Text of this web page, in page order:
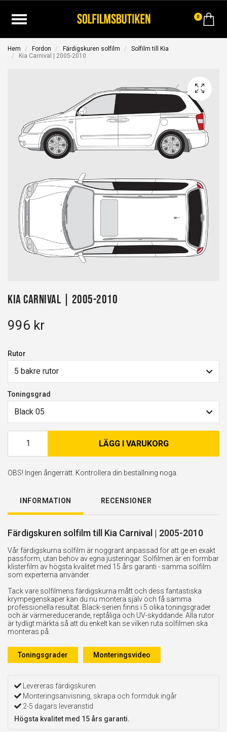
0
Hem Fordon Färdigskuren solfilm
Solfilm till Kia
Kia Carnival | 2005-2010
Kia Carnival | 2005-2010
996 kr
Rutor
5 bakre rutor
Toningsgrad
Black 05
LÄGG I VARUKORG
OBS! Ingen ångerrätt. Kontrollera din beställning noga.
INFORMATION RECENSIONER
Färdigskuren solfilm till Kia Carnival | 2005-2010
Vår färdigskurna solfilm är noggrant anpassad för att ge en exakt
passform, utan behov av egna justeringar. Solfilmen är en formbar
klisterfilm av högsta kvalitet med 15 års garanti - samma solfilm
som experterna använder.
Tack vare solfilmens färdigskurna mått och dess fantastiska
krympegenskaper kan du nu montera själv och få samma
professionella resultat. Black-serien finns i 5 olika toningsgrader
och är värmereducerande, reptåliga och UV-skyddande. Alla rutor
är tydligt märkta så att du enkelt kan se vilken ruta solfilmen ska
monteras på.
Toningsgrader Monteringsvideo
Levereras färdigskuren
Monteringsanvisning, skrapa och formduk ingår
2-5 dagars leveranstid
Högsta kvalitet med 15 års garanti.